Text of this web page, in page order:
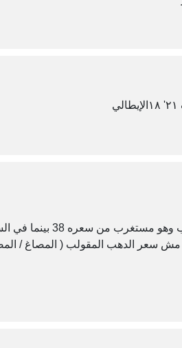
سعر الدهب المقولب ( المصاغ /